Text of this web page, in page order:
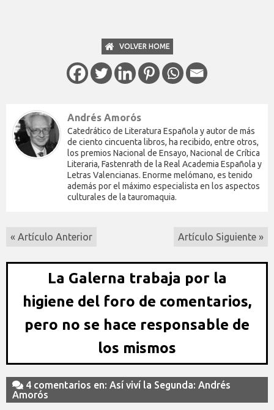
VOLVER HOME
Andrés Amorós
Catedrático de Literatura Española y autor de más
de ciento cincuenta libros, ha recibido, entre otros,
los premios Nacional de Ensayo, Nacional de Crítica
Literaria, Fastenrath de la Real Academia Española y
Letras Valencianas. Enorme melómano, es tenido
además por el máximo especialista en los aspectos
culturales de la tauromaquia.
« Artículo Anterior Artículo Siguiente »
La Galerna trabaja por la
higiene del foro de comentarios,
pero no se hace responsable de
los mismos
4 comentarios en: Así viví la Segunda: Andrés
Amorós